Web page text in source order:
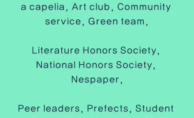
a capelia, Art club, Community
service, Green team,
Literature Honors Society,
National Honors Society,
Nespaper,
Peer leaders, Prefects, Student